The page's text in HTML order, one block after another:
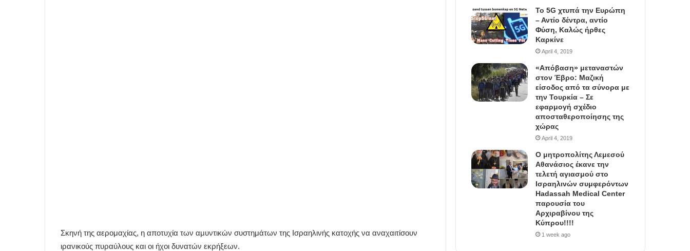
Σκηνή της αερομαχίας, η αποτυχία των αμυντικών συστημάτων της Ισραηλινής κατοχής να αναχαιτίσουν
ιρανικούς πυραύλους και οι ήχοι δυνατών εκρήξεων.
To 5G χτυπά την Ευρώπη
– Αντίο δέντρα, αντίο
Φύση, Καλώς ήρθες
Καρκίνε
April 4, 2019
«Απόβαση» μεταναστών
στον Έβρο: Μαζική
είσοδος από τα σύνορα με
την Τουρκία – Σε
εφαρμογή σχέδιο
αποσταθεροποίησης της
χώρας
April 4, 2019
Ο μητροπολίτης Λεμεσού
Αθανάσιος έκανε την
τελετή αγιασμού στο
Ισραηλινών συμφερόντων
Hadassah Medical Center
παρουσία του
Αρχιραβίνου της
Κύπρου!!!!
1 week ago